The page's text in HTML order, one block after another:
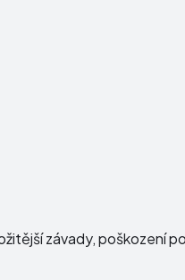
závady, poškození